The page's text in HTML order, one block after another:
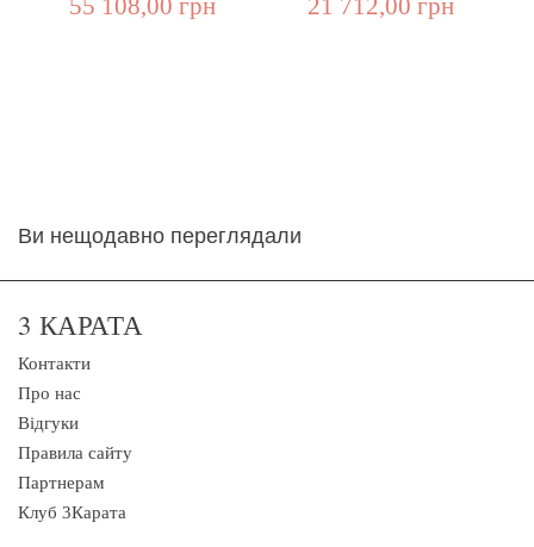
55 108,00 грн 21 712,00 грн
Ви нещодавно переглядали
3 КАРАТА
Контакти
Про нас
Відгуки
Правила сайту
Партнерам
Клуб 3Карата